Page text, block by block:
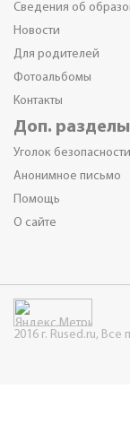
Сведения об
Новости
Для родителей
Фотоальбомы
Контакты
Доп. разделы
Уголок безопасности
Анонимное письмо
Помощь
О сайте
2016 г. Rused.ru,